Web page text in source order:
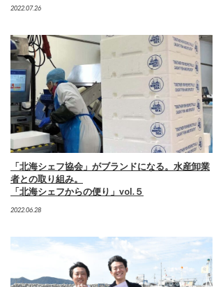
2022.07.26
「北海シェフ協会」がブランドになる。水産卸業
者との取り組み。
「北海シェフからの便り」vol.５
2022.06.28